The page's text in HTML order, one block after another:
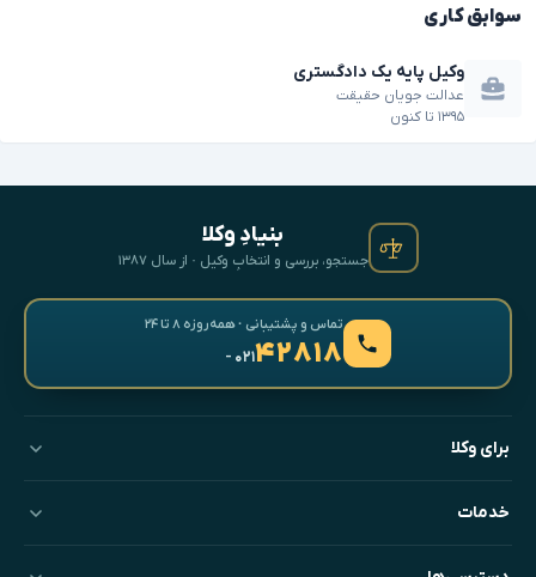
سوابق کاری
وکیل پایه یک دادگستری
عدالت جویان حقیقت
۱۳۹۵ تا کنون
بنیادِ وکلا
جستجو، بررسی و انتخابِ وکیل · از سال ۱۳۸۷
تماس و پشتیبانی · همه‌روزه ۸ تا ۲۴
۴۲۸۱۸- ۰۲۱
برای وکلا
خدمات